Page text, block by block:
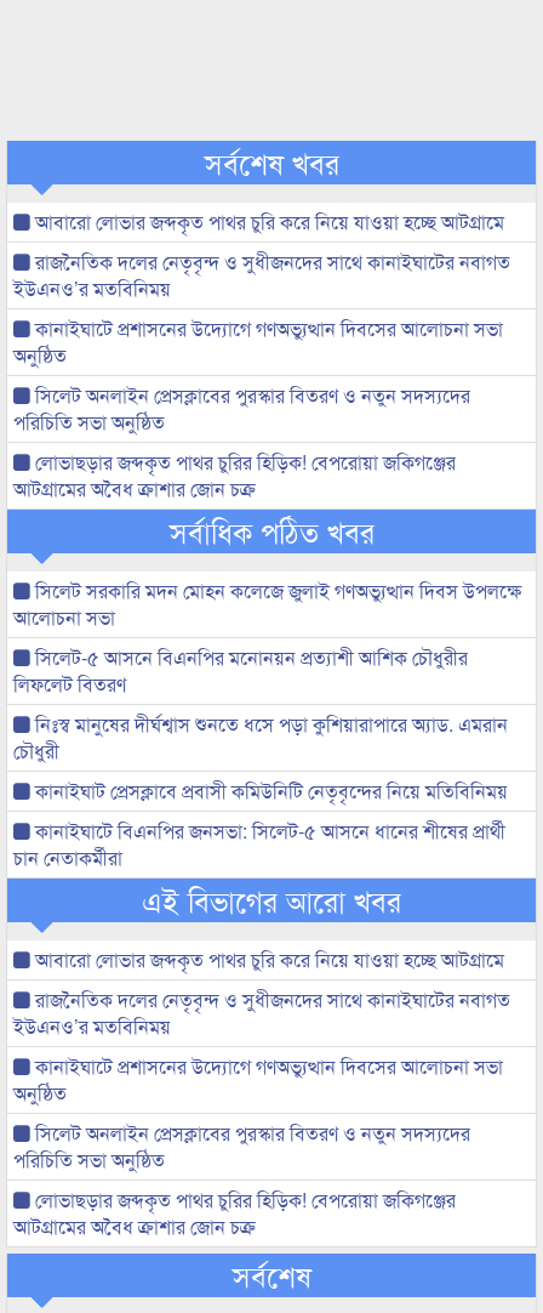
সর্বশেষ খবর
আবারো লোভার জব্দকৃত পাথর চুরি করে নিয়ে যাওয়া হচ্ছে আটগ্রামে
রাজনৈতিক দলের নেতৃবৃন্দ ও সুধীজনদের সাথে কানাইঘাটের নবাগত
ইউএনও’র মতবিনিময়
কানাইঘাটে প্রশাসনের উদ্যোগে গণঅভ্যুত্থান দিবসের আলোচনা সভা
অনুষ্ঠিত
সিলেট অনলাইন প্রেসক্লাবের পুরস্কার বিতরণ ও নতুন সদস্যদের
পরিচিতি সভা অনুষ্ঠিত
লোভাছড়ার জব্দকৃত পাথর চুরির হিড়িক! বেপরোয়া জকিগঞ্জের
আটগ্রামের অবৈধ ক্রাশার জোন চক্র
সর্বাধিক পঠিত খবর
সিলেট সরকারি মদন মোহন কলেজে জুলাই গণঅভ্যুত্থান দিবস উপলক্ষে
আলোচনা সভা
সিলেট-৫ আসনে বিএনপির মনোনয়ন প্রত্যাশী আশিক চৌধুরীর
লিফলেট বিতরণ
নিঃস্ব মানুষের দীর্ঘশ্বাস শুনতে ধসে পড়া কুশিয়ারাপারে অ্যাড. এমরান
চৌধুরী
কানাইঘাট প্রেসক্লাবে প্রবাসী কমিউনিটি নেতৃবৃন্দের নিয়ে মতিবিনিময়
কানাইঘাটে বিএনপির জনসভা: সিলেট-৫ আসনে ধানের শীষের প্রার্থী
চান নেতাকর্মীরা
এই বিভাগের আরো খবর
আবারো লোভার জব্দকৃত পাথর চুরি করে নিয়ে যাওয়া হচ্ছে আটগ্রামে
রাজনৈতিক দলের নেতৃবৃন্দ ও সুধীজনদের সাথে কানাইঘাটের নবাগত
ইউএনও’র মতবিনিময়
কানাইঘাটে প্রশাসনের উদ্যোগে গণঅভ্যুত্থান দিবসের আলোচনা সভা
অনুষ্ঠিত
সিলেট অনলাইন প্রেসক্লাবের পুরস্কার বিতরণ ও নতুন সদস্যদের
পরিচিতি সভা অনুষ্ঠিত
লোভাছড়ার জব্দকৃত পাথর চুরির হিড়িক! বেপরোয়া জকিগঞ্জের
আটগ্রামের অবৈধ ক্রাশার জোন চক্র
সর্বশেষ